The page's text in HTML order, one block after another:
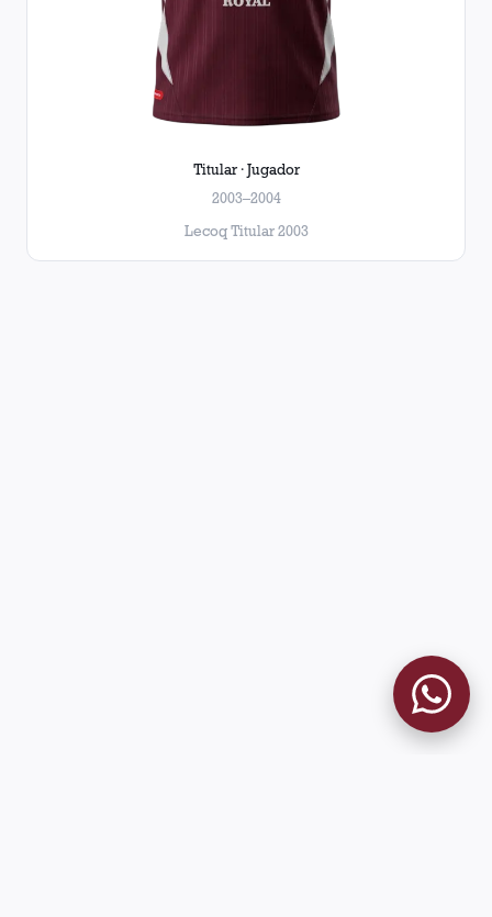
Titular · Jugador
2003–2004
Lecoq Titular 2003